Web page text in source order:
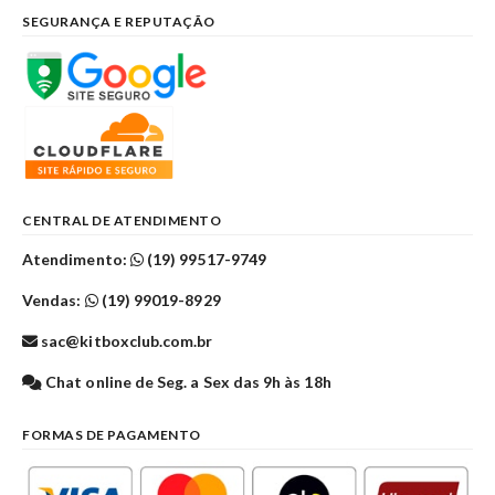
SEGURANÇA E REPUTAÇÃO
CENTRAL DE ATENDIMENTO
Atendimento: (19) 99517-9749
Vendas: (19) 99019-8929
sac@kitboxclub.com.br
Chat online de Seg. a Sex das 9h às 18h
FORMAS DE PAGAMENTO